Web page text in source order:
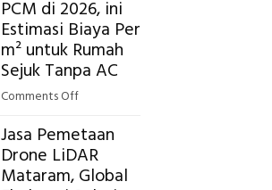
Mataram,
Global
Ekplorasi.Menggunakan
Alat
untuk
Hasil
Akurat
PCM di 2026, ini
Estimasi Biaya Per
m² untuk Rumah
Sejuk Tanpa AC
Comments Offon
Harga
Panel
Bambu
Jasa Pemetaan
Drone LiDAR
Mataram, Global